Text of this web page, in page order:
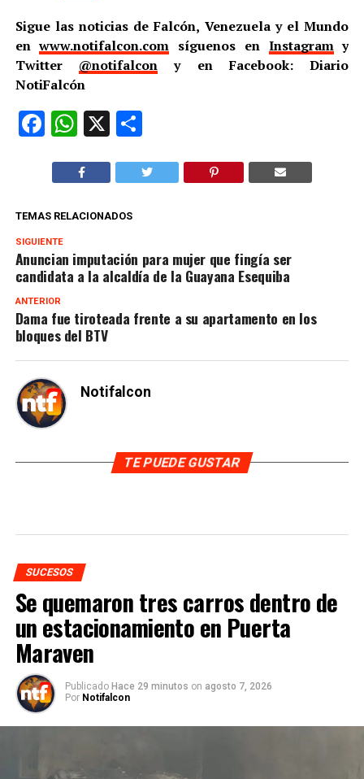
Sigue las noticias de Falcón, Venezuela y el Mundo
enwww.notifalcon.com síguenos en Instagramy
Twitter @notifalcon y en Facebook: Diario
NotiFalcón
Facebook
WhatsApp
X Compartir
TEMAS RELACIONADOS
SIGUIENTE
Anuncian imputación para mujer que fingía ser
candidata a la alcaldía de la Guayana Esequiba
ANTERIOR
Dama fue tiroteada frente a su apartamento en los
bloques del BTV
Notifalcon
TE PUEDE GUSTAR
SUCESOS
Se quemaron tres carros dentro de
un estacionamiento en Puerta
Maraven
Publicado Hace 29 minutos on agosto 7, 2026
Por Notifalcon